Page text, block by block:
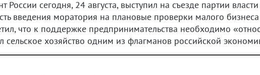
России сегодня, 24 августа, выступил на съезде партии
введения моратория на плановые проверки малого
что к поддержке предпринимательства необходимо
сельское хозяйство одним из флагманов российской